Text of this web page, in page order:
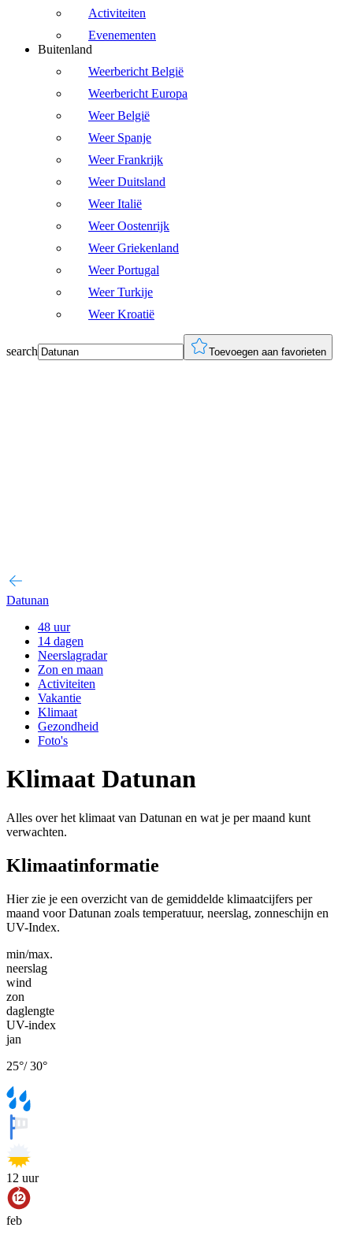
Activiteiten
Evenementen
Buitenland
Weerbericht België
Weerbericht Europa
Weer België
Weer Spanje
Weer Frankrijk
Weer Duitsland
Weer Italië
Weer Oostenrijk
Weer Griekenland
Weer Portugal
Weer Turkije
Weer Kroatië
search Toevoegen aan favorieten
Datunan
48 uur
14 dagen
Neerslagradar
Zon en maan
Activiteiten
Vakantie
Klimaat
Gezondheid
Foto's
Klimaat Datunan
Alles over het klimaat van Datunan en wat je per maand kunt
verwachten.
Klimaatinformatie
Hier zie je een overzicht van de gemiddelde klimaatcijfers per
maand voor Datunan zoals temperatuur, neerslag, zonneschijn en
UV-Index.
min/max.
neerslag
wind
zon
daglengte
UV-index
jan
25°/30°
12 uur
feb